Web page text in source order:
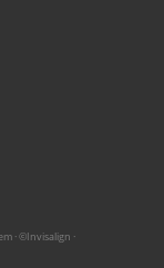
· ©Invisalign ·